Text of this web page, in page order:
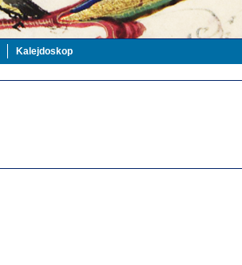
Kalejdoskop